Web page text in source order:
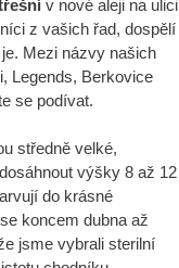
v nové aleji na ulici
z vašich řad, dospělí
Mezi názvy našich
Legends, Berkovice
se podívat.
středně velké,
výšky 8 až 12
do krásné
koncem dubna až
jsme vybrali sterilní